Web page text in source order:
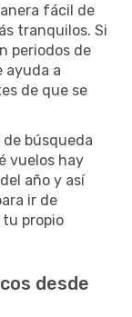
fácil de
tranquilos. Si
periodos de
ayuda a
de que se
búsqueda
vuelos hay
año y así
ir de
tu propio
desde